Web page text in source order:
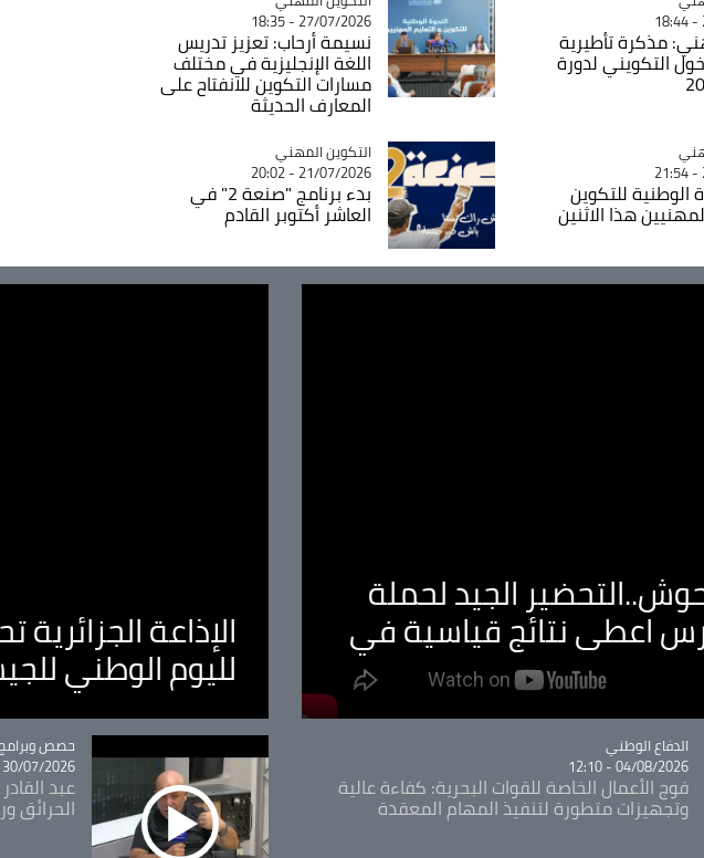
مذكرة تأطيرية
التكويني لدورة
27/07/2026 - 18:35
نسيمة أرحاب: تعزيز تدريس
اللغة الإنجليزية في مختلف
مسارات التكوين للانفتاح على
المعارف الحديثة
الوطنية للتكوين
هذا الاثنين
Catégorie
التكوين المهني
21/07/2026 - 20:02
بدء برنامج "صنعة 2" في
العاشر أكتوبر القادم
الجيد لحملة
اعطى نتائج قياسية في الإذاعة
لليوم الوطني
Catégorie
الدفاع الوطني
04/08/2026 - 12:10
فوج الأعمال الخاصة للقوات البحرية: كفاءة عالية
وتجهيزات متطورة لتنفيذ المهام المعقدة
Catégorie
حصص
30/07/2026 - 09:49
عبد
الحرائق